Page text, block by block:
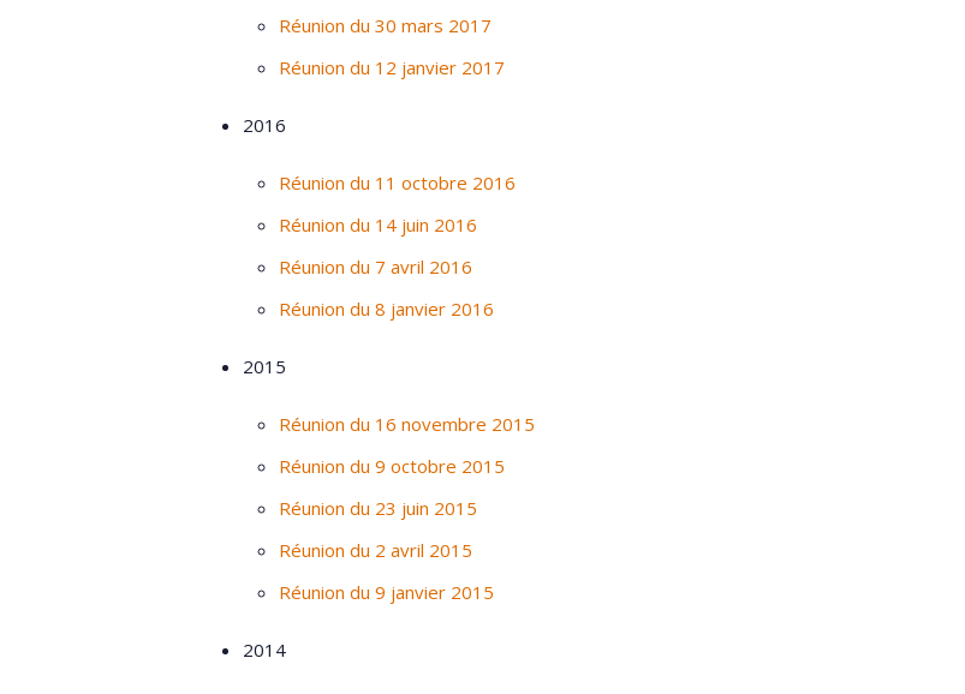
Réunion du 30 mars 2017
Réunion du 12 janvier 2017
2016
Réunion du 11 octobre 2016
Réunion du 14 juin 2016
Réunion du 7 avril 2016
Réunion du 8 janvier 2016
2015
Réunion du 16 novembre 2015
Réunion du 9 octobre 2015
Réunion du 23 juin 2015
Réunion du 2 avril 2015
Réunion du 9 janvier 2015
2014